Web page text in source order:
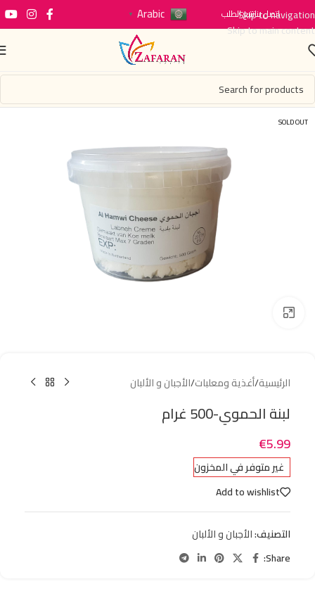
Skip to navigation
Skip to main content
اتصل بناتتبع الطلب Arabic
▼
SOLD OUT
الرئيسية/أغذية ومعلبات/الأجبان و الألبان
لبنة الحموي-500 غرام
€5.99
غير متوفر في المخزون
Add to wishlist
التصنيف:الأجبان و الألبان
Share: